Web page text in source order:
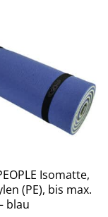
Isomatte,
(PE), bis max.
blau